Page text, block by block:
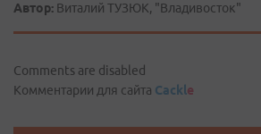
Автор: Виталий ТУЗЮК, "Владивосток"
Comments are disabled
Комментарии для сайта Cackle